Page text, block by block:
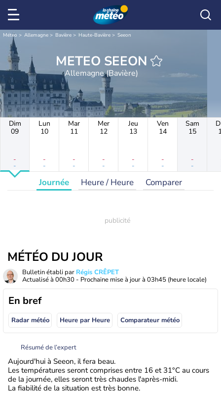
Météo Allemagne Bavière Haute-Bavière Seeon
METEO SEEON
Allemagne (Bavière)
Dim
09
-
-
Lun
10
-
-
Mar
11
-
-
Mer
12
-
-
Jeu
13
-
-
Ven
14
-
-
Sam
15
-
-
Journée Heure / Heure Comparer
MÉTÉO DU JOUR
Bulletin établi par Régis CRÊPET
Actualisé à 00h30 - Prochaine mise à jour à 03h45 (heure locale)
En bref
Radar météo Heure par Heure Comparateur météo
Résumé de l’expert
Aujourd'hui à Seeon, il fera beau.
Les températures seront comprises entre 16 et 31°C au cours
de la journée, elles seront très chaudes l'après-midi.
La fiabilité de la situation est très bonne.